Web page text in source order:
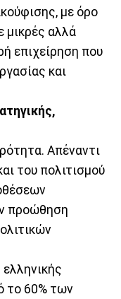
με όρο
μικρές αλλά
επιχείρηση που
και
Απέναντι
του πολιτισμού
προώθηση
το 60% των